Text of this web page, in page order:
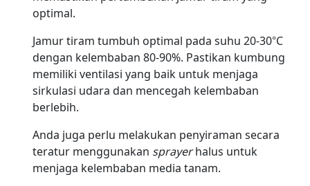
optimal.
Jamur tiram tumbuh optimal pada suhu 20-30°C
dengan kelembaban 80-90%. Pastikan kumbung
memiliki ventilasi yang baik untuk menjaga
sirkulasi udara dan mencegah kelembaban
berlebih.
Anda juga perlu melakukan penyiraman secara
teratur menggunakan sprayerhalus untuk
menjaga kelembaban media tanam.